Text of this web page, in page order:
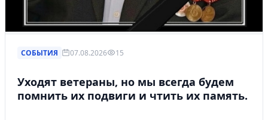
СОБЫТИЯ 07.08.2026 15
Уходят ветераны, но мы всегда будем
помнить их подвиги и чтить их память.